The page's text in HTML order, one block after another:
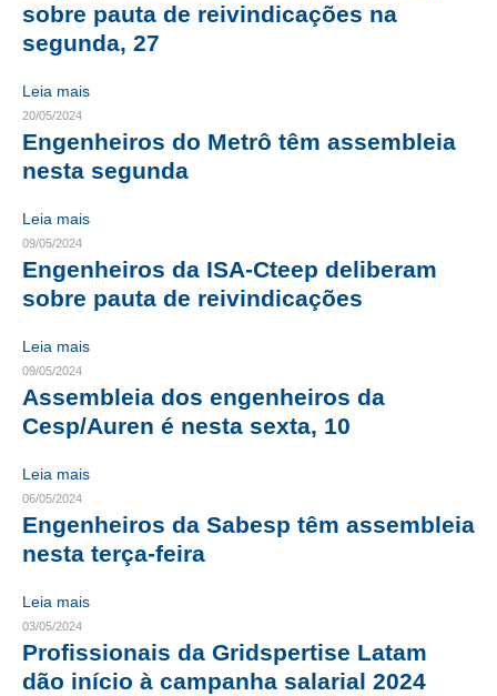
FGTS CORREÇÃO
LEGISLAÇÃO
LEI 5.194/1966 – REGULAMENTAÇÃO DA PROFISSÃO
RES 1.002/2002 – CÓDIGO DE ÉTICA
HOMOLOGAÇÕES
FIQUE POR DENTRO
OPORTUNIDADES
APRESENTAÇÃO
EMPREGO E ESTÁGIO
CARREIRA
AUTÔNOMOS E SERVIÇOS
NEWSLETTER
sobre pauta de reivindicações na
segunda, 27
Leia mais
20/05/2024
Engenheiros do Metrô têm assembleia
nesta segunda
Leia mais
09/05/2024
Engenheiros da ISA-Cteep deliberam
sobre pauta de reivindicações
Leia mais
09/05/2024
Assembleia dos engenheiros da
Cesp/Auren é nesta sexta, 10
Leia mais
06/05/2024
Engenheiros da Sabesp têm assembleia
nesta terça-feira
Leia mais
03/05/2024
Profissionais da Gridspertise Latam
dão início à campanha salarial 2024